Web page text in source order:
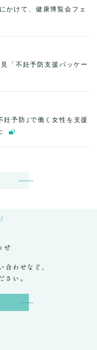
かけて、健康博覧会フェ
「不妊予防支援パッケー
予防｣で働く女性を支援
せ
合わせなど、
さい。